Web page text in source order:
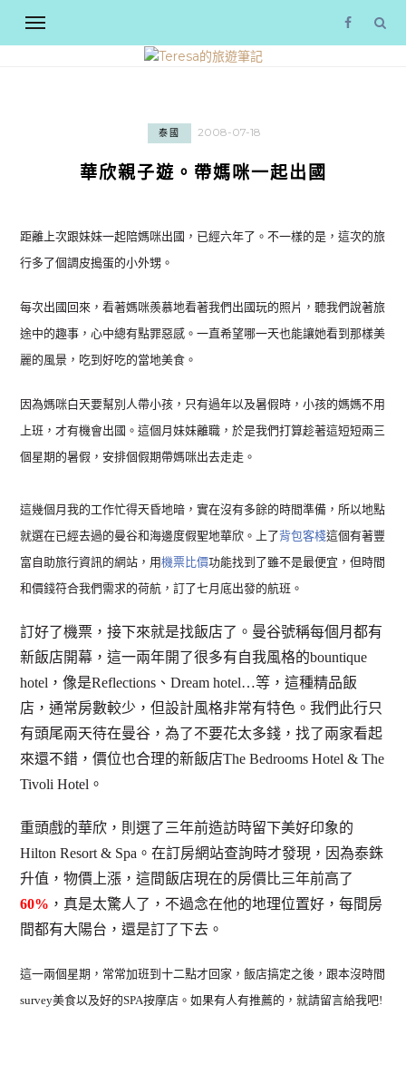
泰國 2008-07-18
華欣親子遊。帶媽咪一起出國
距離上次跟妹妹一起陪媽咪出國，已經六年了。不一樣的是，這次的旅
行多了個調皮搗蛋的小外甥。
每次出國回來，看著媽咪羨慕地看著我們出國玩的照片，聽我們說著旅
途中的趣事，心中總有點罪惡感。一直希望哪一天也能讓她看到那樣美
麗的風景，吃到好吃的當地美食。
因為媽咪白天要幫別人帶小孩，只有過年以及暑假時，小孩的媽媽不用
上班，才有機會出國。這個月妹妹離職，於是我們打算趁著這短短兩三
個星期的暑假，安排個假期帶媽咪出去走走。
這幾個月我的工作忙得天昏地暗，實在沒有多餘的時間準備，所以地點
就選在已經去過的曼谷和海邊度假聖地華欣。
上了背包客棧這個有著豐
富自助旅行資訊的網站，用機票比價功能找到了雖不是最便宜，但時間
和價錢符合我們需求的荷航，訂了七月底出發的航班。
訂好了機票，接下來就是找飯店了。曼谷號稱每個月都有
新飯店開幕，這一兩年開了很多有自我風格的bountique
hotel，像是Reflections、Dream hotel…等，這種精品飯
店，通常房數較少，但設計風格非常有特色。我們此行只
有頭尾兩天待在曼谷，為了不要花太多錢，找了兩家看起
來還不錯，價位也合理的新飯店The Bedrooms Hotel & The
Tivoli Hotel。
重頭戲的華欣，則選了三年前造訪時留下美好印象的
Hilton Resort & Spa。在訂房網站查詢時才發現，因為泰銖
升值，物價上漲，這間飯店現在的房價比三年前高了
60% ，真是太驚人了，不過念在他的地理位置好，每間房
間都有大陽台，還是訂了下去。
這一兩個星期，常常加班到十二點才回家，飯店搞定之後，跟本沒時間
survey美食以及好的SPA按摩店。如果有人有推薦的，就請留言給我吧!